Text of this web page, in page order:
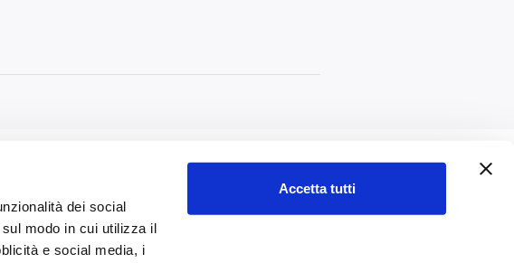
dei social
modo in cui utilizza il
e social media, i
Accetta tutti